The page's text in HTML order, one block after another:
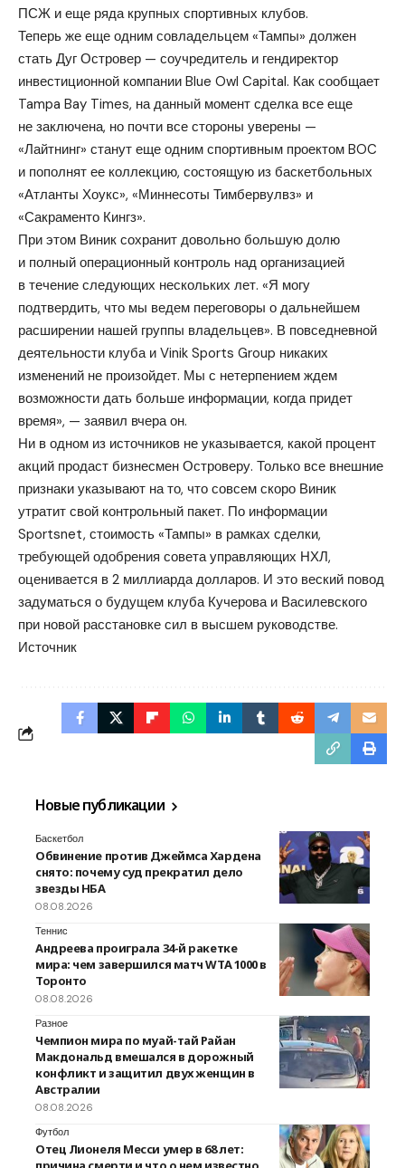
ПСЖ и еще ряда крупных спортивных клубов.
Теперь же еще одним совладельцем «Тампы» должен
стать Дуг Островер — соучредитель и гендиректор
инвестиционной компании Blue Owl Capital. Как сообщает
Tampa Bay Times, на данный момент сделка все еще
не заключена, но почти все стороны уверены —
«Лайтнинг» станут еще одним спортивным проектом BOC
и пополнят ее коллекцию, состоящую из баскетбольных
«Атланты Хоукс», «Миннесоты Тимбервулвз» и
«Сакраменто Кингз».
При этом Виник сохранит довольно большую долю
и полный операционный контроль над организацией
в течение следующих нескольких лет. «Я могу
подтвердить, что мы ведем переговоры о дальнейшем
расширении нашей группы владельцев». В повседневной
деятельности клуба и Vinik Sports Group никаких
изменений не произойдет. Мы с нетерпением ждем
возможности дать больше информации, когда придет
время», — заявил вчера он.
Ни в одном из источников не указывается, какой процент
акций продаст бизнесмен Островеру. Только все внешние
признаки указывают на то, что совсем скоро Виник
утратит свой контрольный пакет. По информации
Sportsnet, стоимость «Тампы» в рамках сделки,
требующей одобрения совета управляющих НХЛ,
оценивается в 2 миллиарда долларов. И это веский повод
задуматься о будущем клуба Кучерова и Василевского
при новой расстановке сил в высшем руководстве.
Источник
Новые публикации
Баскетбол
Обвинение против Джеймса Хардена
снято: почему суд прекратил дело
звезды НБА
08.08.2026
Теннис
Андреева проиграла 34-й ракетке
мира: чем завершился матч WTA 1000 в
Торонто
08.08.2026
Разное
Чемпион мира по муай-тай Райан
Макдональд вмешался в дорожный
конфликт и защитил двух женщин в
Австралии
08.08.2026
Футбол
Отец Лионеля Месси умер в 68 лет: